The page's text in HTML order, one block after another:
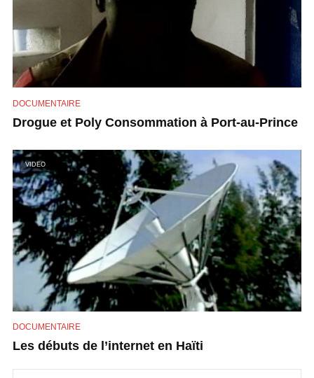
DOCUMENTAIRE
Drogue et Poly Consommation à Port-au-Prince
VIDEO
DOCUMENTAIRE
Les débuts de l’internet en Haïti